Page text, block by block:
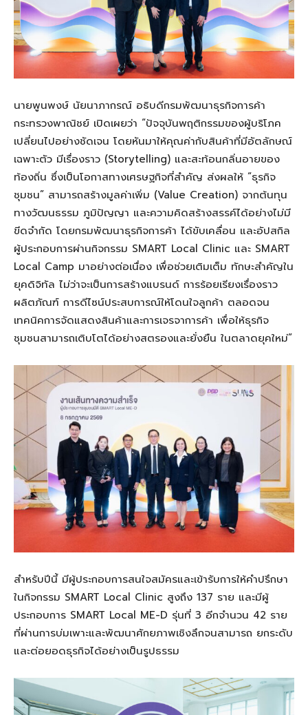
นายพูนพงษ์ นัยนาภากรณ์ อธิบดีกรมพัฒนาธุรกิจการค้า
กระทรวงพาณิชย์ เปิดเผยว่า “ปัจจุบันพฤติกรรมของผู้บริโภค
เปลี่ยนไปอย่างชัดเจน โดยหันมาให้คุณค่ากับสินค้าที่มีอัตลักษณ์
เฉพาะตัว มีเรื่องราว (Storytelling) และสะท้อนกลิ่นอายของ
ท้องถิ่น ซึ่งเป็นโอกาสทางเศรษฐกิจที่สําคัญ ส่งผลให้ “ธุรกิจ
ชุมชน” สามารถสร้างมูลค่าเพิ่ม (Value Creation) จากต้นทุน
ทางวัฒนธรรม ภูมิปัญญา และความคิดสร้างสรรค์ได้อย่างไม่มี
ขีดจํากัด โดยกรมพัฒนาธุรกิจการค้า ได้ขับเคลื่อน และอัปสกิล
ผู้ประกอบการผ่านกิจกรรม SMART Local Clinic และ SMART
Local Camp มาอย่างต่อเนื่อง เพื่อช่วยเติมเต็ม ทักษะสําคัญใน
ยุคดิจิทัล ไม่ว่าจะเป็นการสร้างแบรนด์ การร้อยเรียงเรื่องราว
ผลิตภัณฑ์ การดีไซน์ประสบการณ์ให้โดนใจลูกค้า ตลอดจน
เทคนิคการจัดแสดงสินค้าและการเจรจาการค้า เพื่อให้ธุรกิจ
ชุมชนสามารถเติบโตได้อย่างสตรองและยั่งยืน ในตลาดยุคใหม่”
สําหรับปีนี้ มีผู้ประกอบการสนใจสมัครและเข้ารับการให้คําปรึกษา
ในกิจกรรม SMART Local Clinic สูงถึง 137 ราย และมีผู้
ประกอบการ SMART Local ME-D รุ่นที่ 3 อีกจํานวน 42 ราย
ที่ผ่านการบ่มเพาะและพัฒนาศักยภาพเชิงลึกจนสามารถ ยกระดับ
และต่อยอดธุรกิจได้อย่างเป็นรูปธรรม